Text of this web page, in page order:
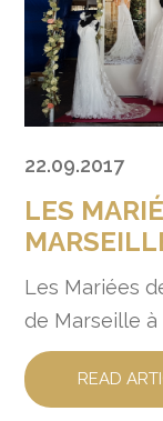
22.09.2017
LES
Les Mariées
de Marseille
READ